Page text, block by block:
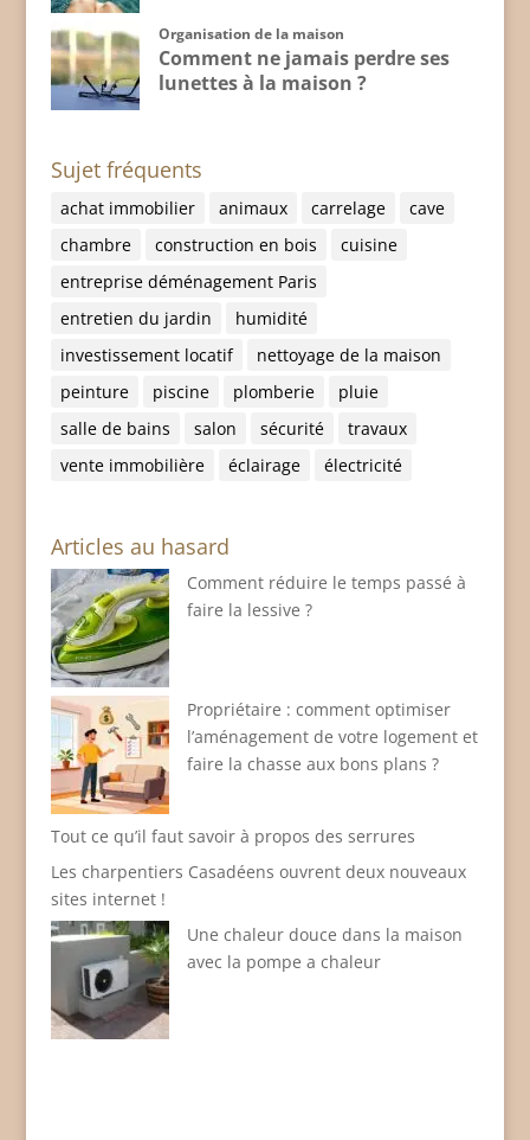
Organisation de la maison
Comment ne jamais perdre ses
lunettes à la maison ?
Sujet fréquents
achat immobilier animaux carrelage
cave
chambre
construction en bois
cuisine
entreprise déménagement Paris
entretien du jardin
humidité
investissement locatif
nettoyage de la maison
peinture
piscine plomberie
pluie
salle de bains
salon sécurité
travaux
vente immobilière
éclairage électricité
Articles au hasard
Comment réduire le temps passé à
faire la lessive ?
Propriétaire : comment optimiser
l’aménagement de votre logement et
faire la chasse aux bons plans ?
Tout ce qu’il faut savoir à propos des serrures
Les charpentiers Casadéens ouvrent deux nouveaux
sites internet !
Une chaleur douce dans la maison
avec la pompe a chaleur